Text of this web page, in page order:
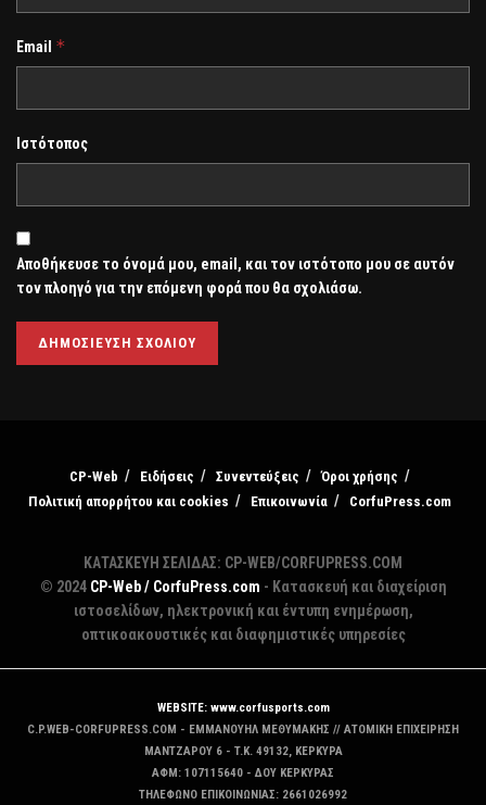
Email *
Ιστότοπος
Αποθήκευσε το όνομά μου, email, και τον ιστότοπο μου σε αυτόν
τον πλοηγό για την επόμενη φορά που θα σχολιάσω.
CP-Web Ειδήσεις Συνεντεύξεις
Όροι χρήσης
Πολιτική απορρήτου και cookies
Επικοινωνία CorfuPress.com
ΚΑΤΑΣΚΕΥΗ ΣΕΛΙΔΑΣ: CP-WEB/CORFUPRESS.COM
© 2024 CP-Web / CorfuPress.com - Κατασκευή και διαχείριση
ιστοσελίδων, ηλεκτρονική και έντυπη ενημέρωση,
οπτικοακουστικές και διαφημιστικές υπηρεσίες
WEBSITE: www.corfusports.com
C.P.WEB-CORFUPRESS.COM - ΕΜΜΑΝΟΥΗΛ ΜΕΘΥΜΑΚΗΣ // ΑΤΟΜΙΚΗ ΕΠΙΧΕΙΡΗΣΗ
MANTZAΡΟΥ 6 - T.K. 49132, ΚΕΡΚΥΡΑ
ΑΦΜ: 107115640 - ΔΟΥ ΚΕΡΚΥΡΑΣ
ΤΗΛΕΦΩΝΟ ΕΠΙΚΟΙΝΩΝΙΑΣ: 2661026992